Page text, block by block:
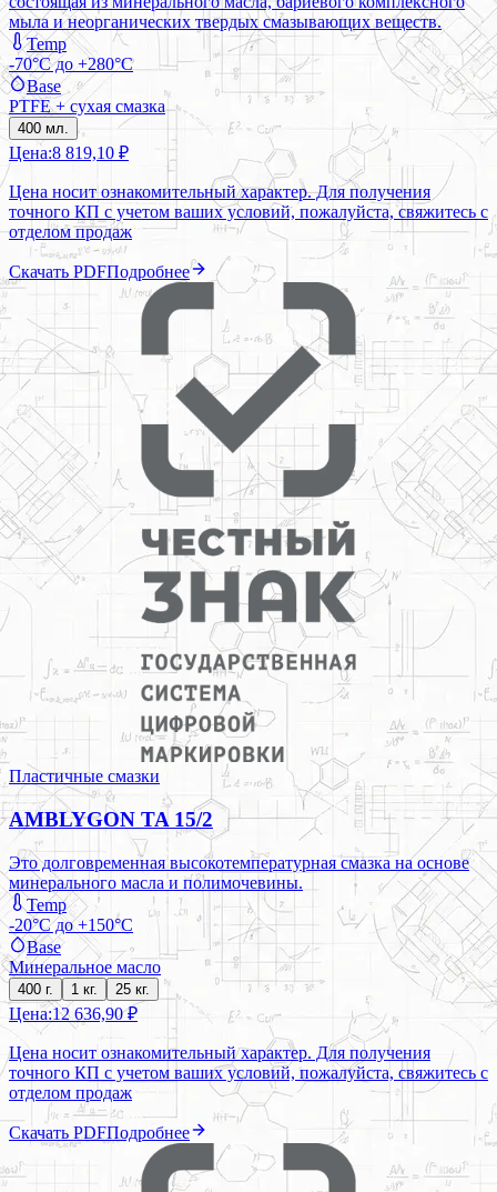
мыла и неорганических твердых смазывающих веществ.
Temp
-70°C до +280°C
Base
PTFE + сухая смазка
400 мл.
Цена:8 819,10 ₽
Цена носит ознакомительный характер. Для получения
точного КП с учетом ваших условий, пожалуйста, свяжитесь с
отделом продаж
Скачать PDFПодробнее
Пластичные смазки
AMBLYGON TA 15/2
Это долговременная высокотемпературная смазка на основе
минерального масла и полимочевины.
Temp
-20°C до +150°C
Base
Минеральное масло
400 г. 1 кг. 25 кг.
Цена:12 636,90 ₽
Цена носит ознакомительный характер. Для получения
точного КП с учетом ваших условий, пожалуйста, свяжитесь с
отделом продаж
Скачать PDFПодробнее